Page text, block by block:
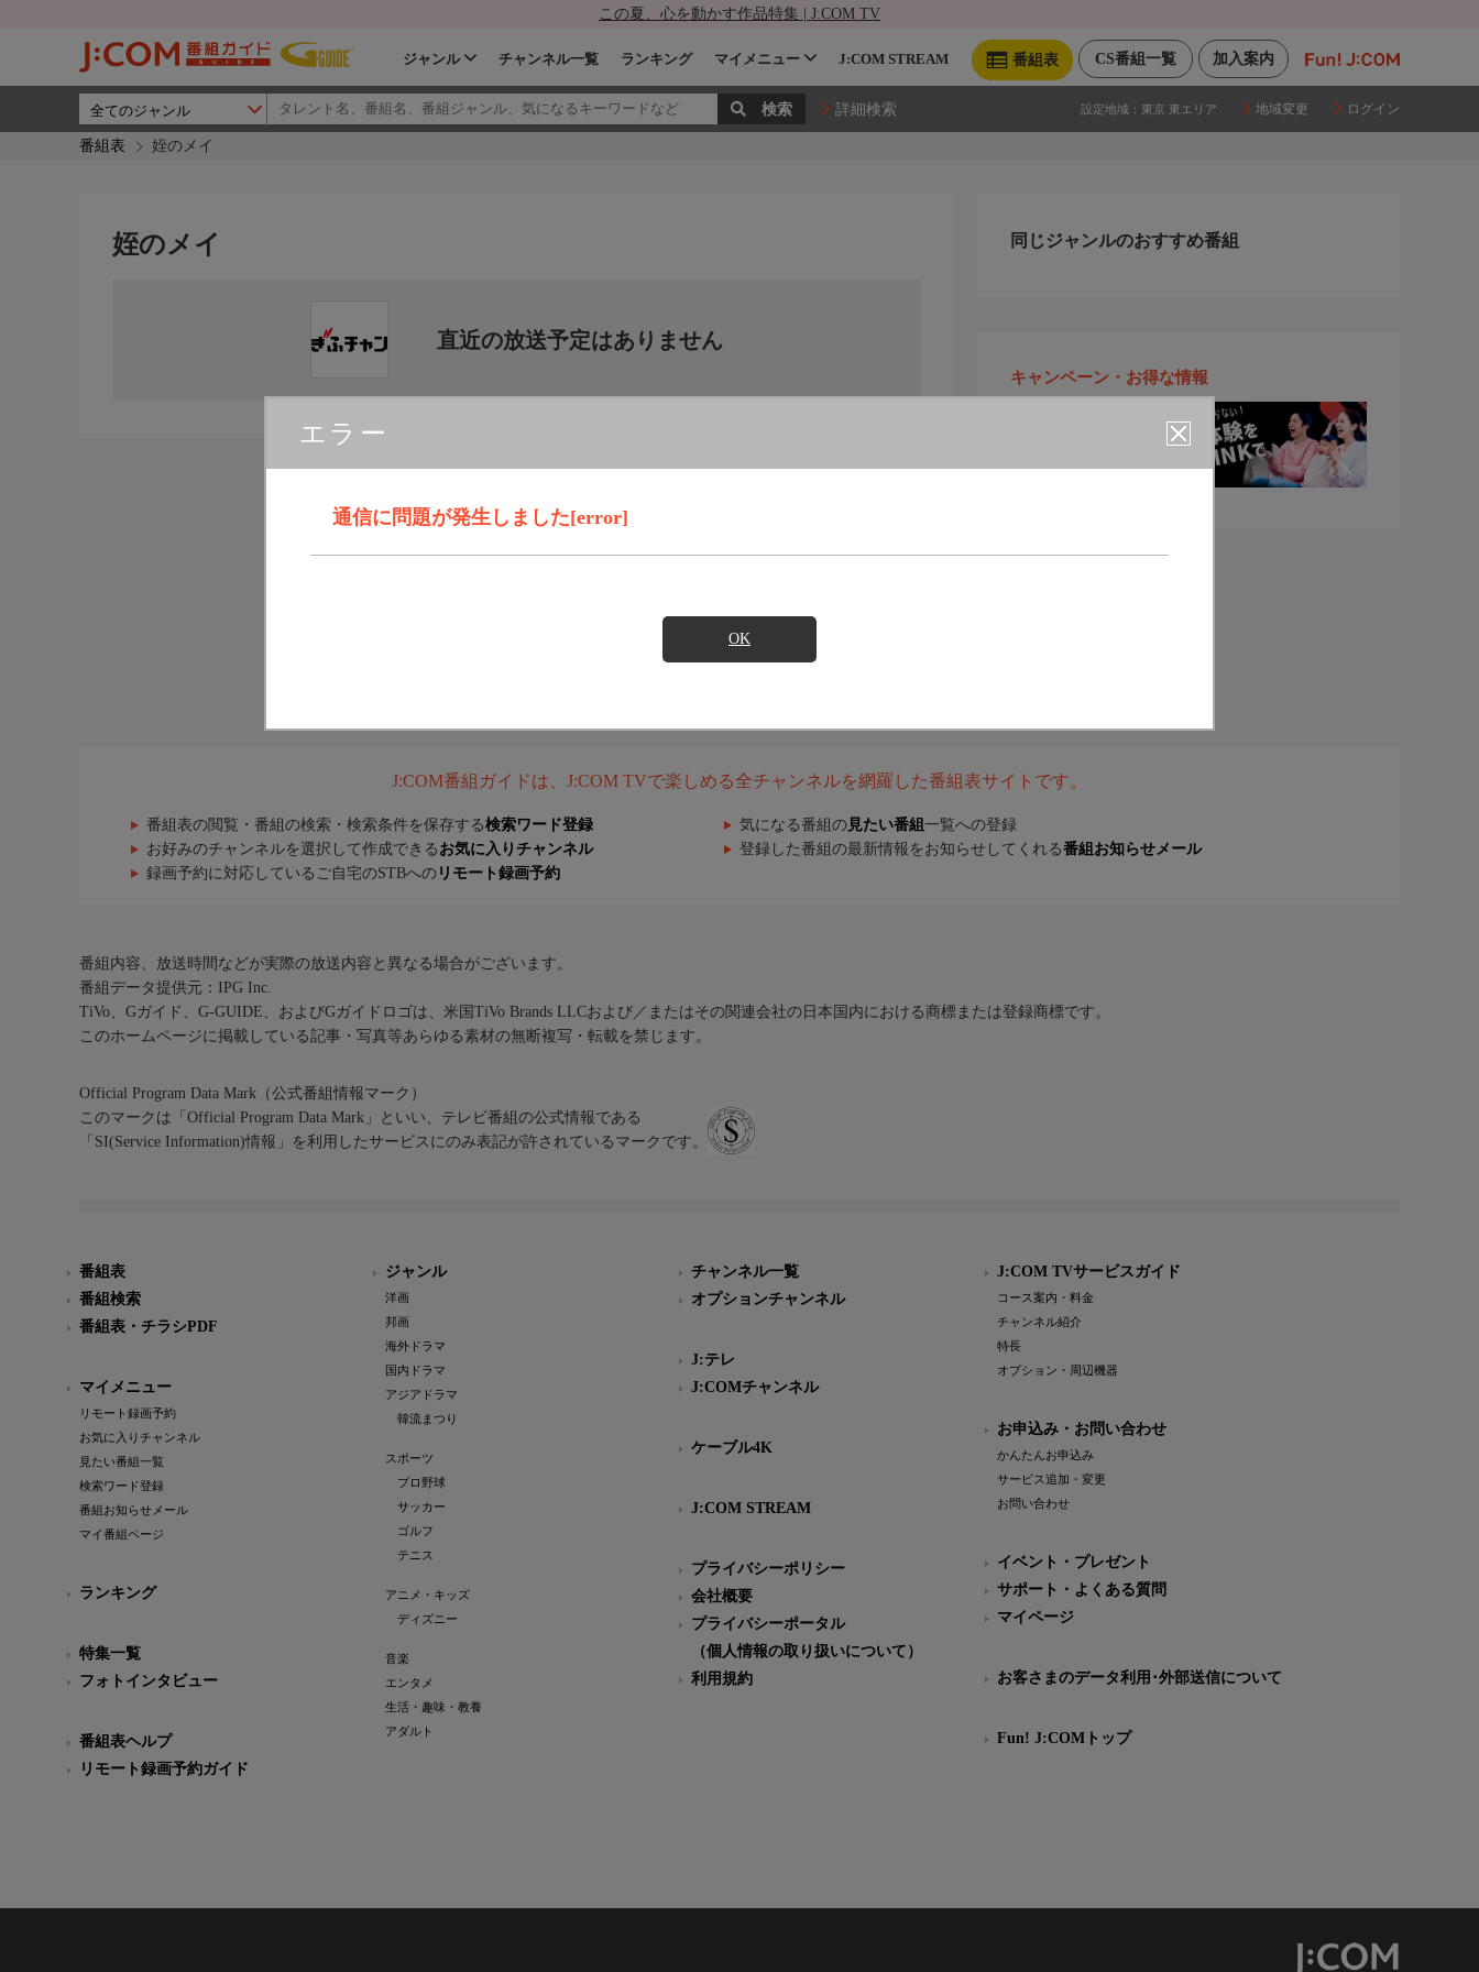
この夏、心を動かす作品特集 | J:COM TV
加入案内
CS番組一覧
番組表
ジャンル チャンネル一覧 ランキング マイメニュー J:COM STREAM
詳細検索 設定地域： 東京 東エリア 地域変更 ログイン
番組表 姪のメイ
エラー
通信に問題が発生しました[error]
OK
姪のメイ
直近の放送予定はありません
同じジャンルのおすすめ番組
キャンペーン・お得な情報
J:COM番組ガイドは、J:COM TVで楽しめる全チャンネルを網羅した番組表サイトです。
番組表の閲覧・番組の検索・検索条件を保存する検索ワード登録 気になる番組の 見たい番組 一覧への登録
お好みのチャンネルを選択して作成できる お気に入りチャンネル 登録した番組の最新情報をお知らせしてくれる番組お知らせメール
録画予約に対応しているご自宅のSTBへの リモート録画予約
番組内容、放送時間などが実際の放送内容と異なる場合がございます。
番組データ提供元：IPG Inc.
TiVo、Gガイド、G-GUIDE、およびGガイドロゴは、米国TiVo Brands LLCおよび／またはその関連会社の日本国内における商標または登録商標です。
このホームページに掲載している記事・写真等あらゆる素材の無断複写・転載を禁じます。
Official Program Data Mark（公式番組情報マーク）
このマークは「Official Program Data Mark」といい、テレビ番組の公式情報である
「SI(Service Information)情報」を利用したサービスにのみ表記が許されているマークです。
番組表
番組検索
番組表・チラシPDF
マイメニュー
リモート録画予約
お気に入りチャンネル
見たい番組一覧
検索ワード登録
番組お知らせメール
マイ番組ページ
ランキング
特集一覧
フォトインタビュー
番組表ヘルプ
リモート録画予約ガイド
ジャンル
洋画
邦画
海外ドラマ
国内ドラマ
アジアドラマ
韓流まつり
スポーツ
プロ野球
サッカー
ゴルフ
テニス
アニメ・キッズ
ディズニー
音楽
エンタメ
生活・趣味・教養
アダルト
チャンネル一覧
オプションチャンネル
J:テレ
J:COMチャンネル
ケーブル4K
J:COM STREAM
プライバシーポリシー
会社概要
プライバシーポータル
（個人情報の取り扱いについて）
利用規約
J:COM TVサービスガイド
コース案内・料金
チャンネル紹介
特長
オプション・周辺機器
お申込み・お問い合わせ
かんたんお申込み
サービス追加・変更
お問い合わせ
イベント・プレゼント
サポート・よくある質問
マイページ
お客さまのデータ利用･外部送信について
Fun! J:COMトップ